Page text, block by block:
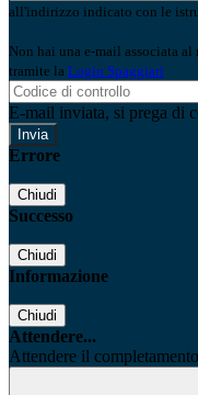
all'indirizzo indicato con le
Non hai una e-mail associata
tramite la Login Spaggiari
E-mail inviata, si prega di
Errore
Chiudi
Successo
Chiudi
Informazione
Chiudi
Attendere...
Attendere il